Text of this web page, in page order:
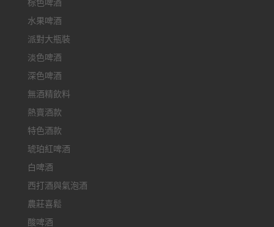
棕色啤酒
水果啤酒
派對大瓶裝
淡色啤酒
深色啤酒
無酒精飲料
熱賣酒款
特色酒款
琥珀紅啤酒
白啤酒
西打酒與氣泡酒
農莊喜鬆
酸啤酒